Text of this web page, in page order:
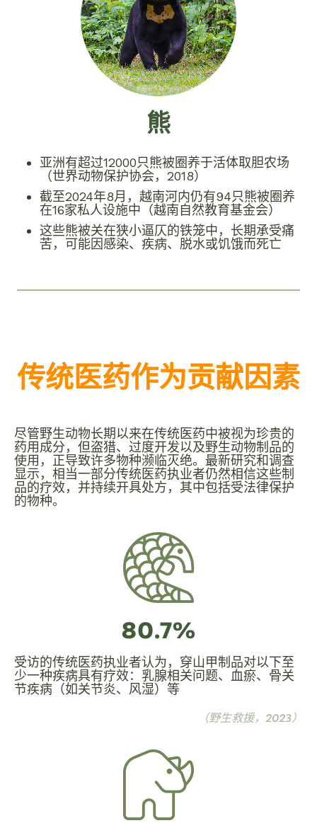
熊
亚洲有超过12000只熊被圈养于活体取胆农场
（世界动物保护协会，2018）
截至2024年8月，越南河内仍有94只熊被圈养
在16家私人设施中（越南自然教育基金会）
这些熊被关在狭小逼仄的铁笼中，长期承受痛
苦，可能因感染、疾病、脱水或饥饿而死亡
传统医药作为贡献因素
尽管野生动物长期以来在传统医药中被视为珍贵的
药用成分，但盗猎、过度开发以及野生动物制品的
使用，正导致许多物种濒临灭绝。最新研究和调查
显示，相当一部分传统医药执业者仍然相信这些制
品的疗效，并持续开具处方，其中包括受法律保护
的物种。
80.7%
受访的传统医药执业者认为，穿山甲制品对以下至
少一种疾病具有疗效：乳腺相关问题、血瘀、骨关
节疾病（如关节炎、风湿）等
（野生救援，2023）